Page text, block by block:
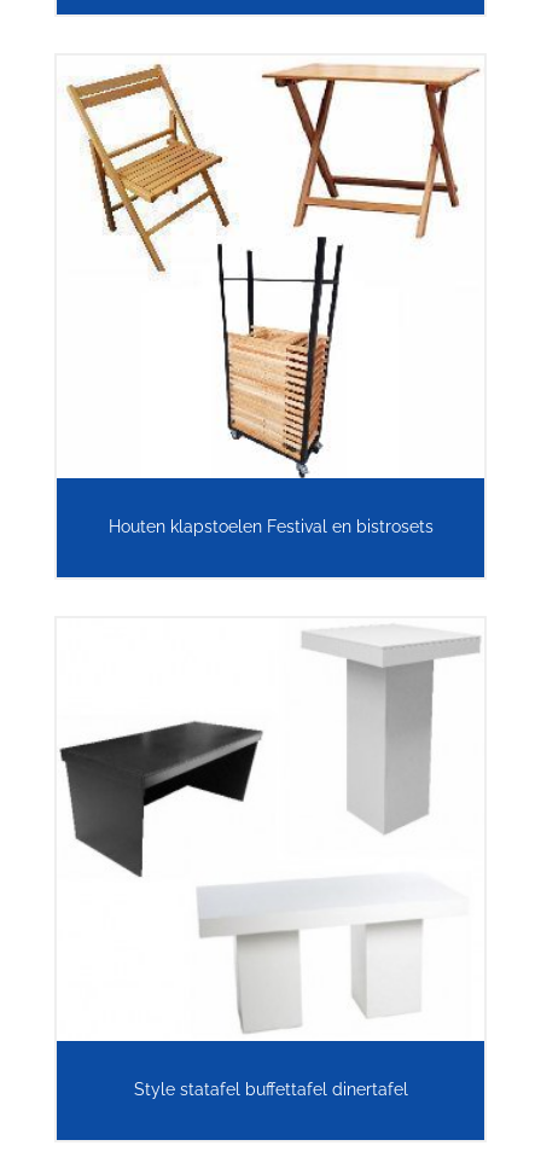
Houten klapstoelen Festival en bistrosets
Style statafel buffettafel dinertafel